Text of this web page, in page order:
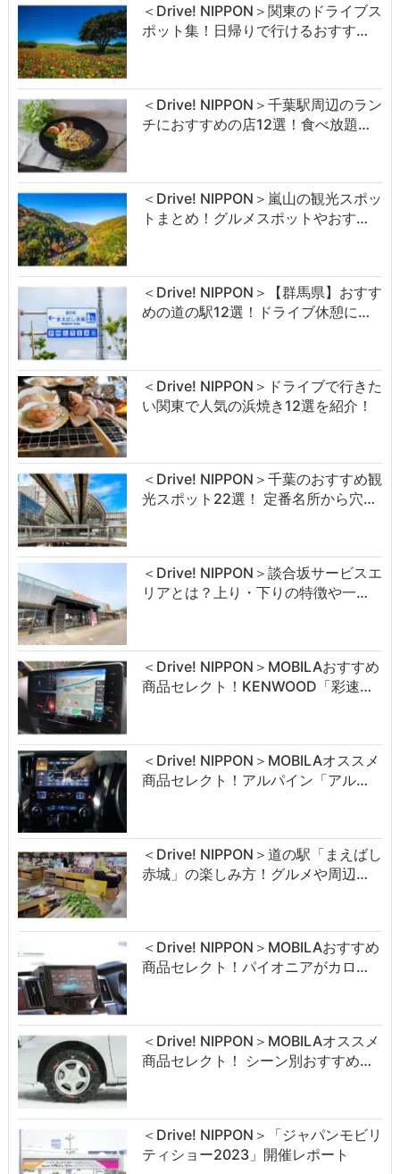
＜Drive! NIPPON＞関東のドライブス
ポット集！日帰りで行けるおすす…
＜Drive! NIPPON＞千葉駅周辺のラン
チにおすすめの店12選！食べ放題…
＜Drive! NIPPON＞嵐山の観光スポッ
トまとめ！グルメスポットやおす…
＜Drive! NIPPON＞【群馬県】おすす
めの道の駅12選！ドライブ休憩に…
＜Drive! NIPPON＞ドライブで行きた
い関東で人気の浜焼き12選を紹介！
＜Drive! NIPPON＞千葉のおすすめ観
光スポット22選！ 定番名所から穴…
＜Drive! NIPPON＞談合坂サービスエ
リアとは？上り・下りの特徴や一…
＜Drive! NIPPON＞MOBILAおすすめ
商品セレクト！KENWOOD「彩速…
＜Drive! NIPPON＞MOBILAオススメ
商品セレクト！アルパイン「アル…
＜Drive! NIPPON＞道の駅「まえばし
赤城」の楽しみ方！グルメや周辺…
＜Drive! NIPPON＞MOBILAおすすめ
商品セレクト！パイオニアがカロ…
＜Drive! NIPPON＞MOBILAオススメ
商品セレクト！ シーン別おすすめ…
＜Drive! NIPPON＞「ジャパンモビリ
ティショー2023」開催レポート